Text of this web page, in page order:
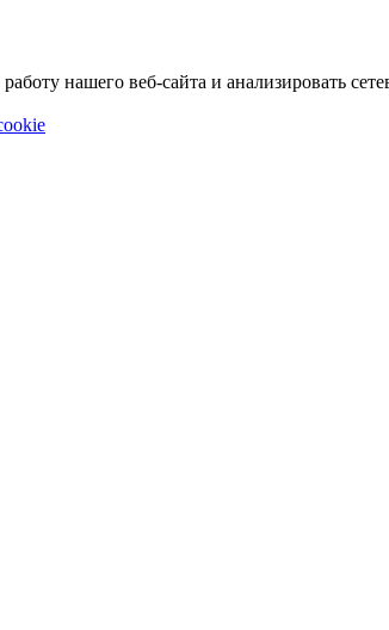
нашего веб-сайта и анализировать